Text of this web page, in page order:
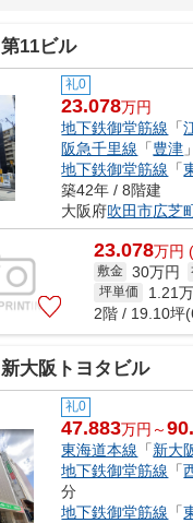
第11ビル
礼0
23.078万円
地下鉄御堂筋線 「
阪急千里線 「豊津
地下鉄御堂筋線 「
築42年 / 8階建
大阪府吹田市広芝
23.078万円
敷金 30万円
坪単価 1.21
2階 / 19.10坪
新大阪トヨタビル
礼0
47.883万円～
東海道本線 「新大
地下鉄御堂筋線 「
分
地下鉄御堂筋線 「